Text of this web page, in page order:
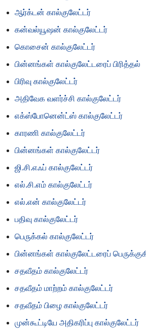
ஆர்க்டன் கால்குலேட்டர்
கன்வல்யூஷன் கால்குலேட்டர்
கொசைன் கால்குலேட்டர்
பின்னங்கள் கால்குலேட்டரைப் பிரித்தல்
பிரிவு கால்குலேட்டர்
அதிவேக வளர்ச்சி கால்குலேட்டர்
எக்ஸ்போனென்ட்ஸ் கால்குலேட்டர்
காரணி கால்குலேட்டர்
பின்னங்கள் கால்குலேட்டர்
ஜி.சி.எஃப் கால்குலேட்டர்
எல்.சி.எம் கால்குலேட்டர்
எல்.என் கால்குலேட்டர்
பதிவு கால்குலேட்டர்
பெருக்கல் கால்குலேட்டர்
பின்னங்கள் கால்குலேட்டரைப்
சதவீதம் கால்குலேட்டர்
சதவீதம் மாற்றம் கால்குலேட்டர்
சதவீதம் பிழை கால்குலேட்டர்
முன்கூட்டியே அதிகரிப்பு கால்குலேட்டர்